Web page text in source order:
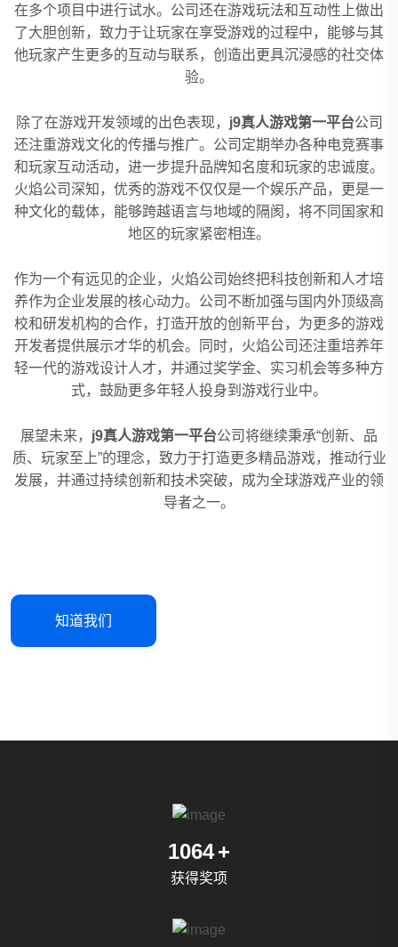
在多个项目中进行试水。公司还在游戏玩法和互动性上做出
了大胆创新，致力于让玩家在享受游戏的过程中，能够与其
他玩家产生更多的互动与联系，创造出更具沉浸感的社交体
验。
除了在游戏开发领域的出色表现， j9真人游戏第一平台公司
还注重游戏文化的传播与推广。公司定期举办各种电竞赛事
和玩家互动活动，进一步提升品牌知名度和玩家的忠诚度。
火焰公司深知，优秀的游戏不仅仅是一个娱乐产品，更是一
种文化的载体，能够跨越语言与地域的隔阂，将不同国家和
地区的玩家紧密相连。
作为一个有远见的企业，火焰公司始终把科技创新和人才培
养作为企业发展的核心动力。公司不断加强与国内外顶级高
校和研发机构的合作，打造开放的创新平台，为更多的游戏
开发者提供展示才华的机会。同时，火焰公司还注重培养年
轻一代的游戏设计人才，并通过奖学金、实习机会等多种方
式，鼓励更多年轻人投身到游戏行业中。
展望未来， j9真人游戏第一平台公司将继续秉承“创新、品
质、玩家至上”的理念，致力于打造更多精品游戏，推动行业
发展，并通过持续创新和技术突破，成为全球游戏产业的领
导者之一。
知道我们
1372+
获得奖项